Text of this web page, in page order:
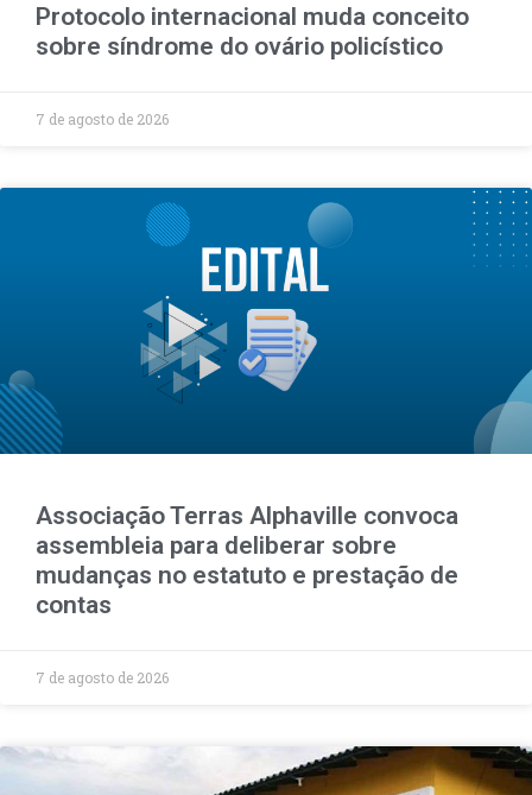
Protocolo internacional muda conceito
sobre síndrome do ovário policístico
7 de agosto de 2026
Associação Terras Alphaville convoca
assembleia para deliberar sobre
mudanças no estatuto e prestação de
contas
7 de agosto de 2026